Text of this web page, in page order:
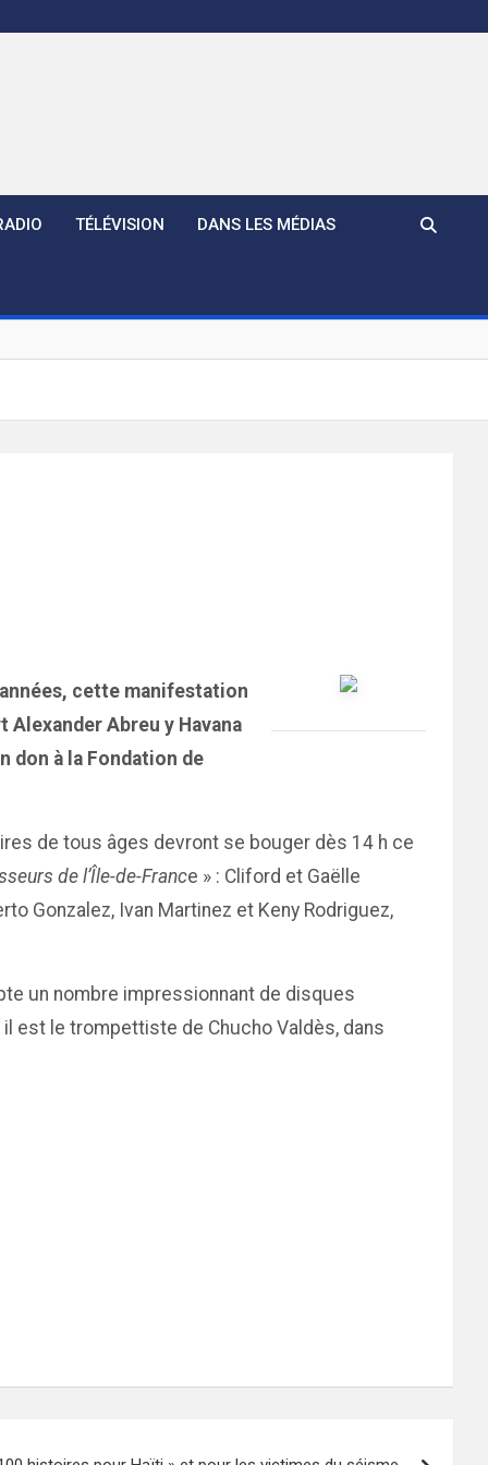
TÉLÉVISION DANS LES MÉDIAS
cette manifestation
Abreu y Havana
don à la Fondation de
de tous âges devront se bouger dès 14 h ce
de l’Île-de-France » : Cliford et Gaëlle
Gonzalez, Ivan Martinez et Keny Rodriguez,
un nombre impressionnant de disques
est le trompettiste de Chucho Valdès, dans